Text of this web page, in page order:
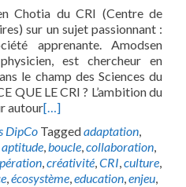
Chotia du CRI (Centre de
sur un sujet passionnant :
apprenante. Amodsen
est chercheur en
le champ des Sciences du
QUE LE CRI ? L’ambition du
autour[…]
DipCo Taggedadaptation,
aptitude,boucle,collaboration,
,créativité,CRI,culture,
,écosystème,education,enjeu,